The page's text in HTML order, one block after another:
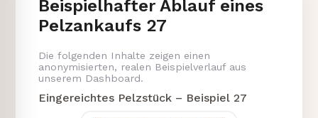
Oberweite, Schulterbreite, Armlänge
ab Schulternaht, Armlänge ab
Kragennaht, Saumweite.
2) Anleitung:
- Messen Sie die Länge ab Kragen:
Vom Kragenansatz bis zum Saum des
Mantels.
Beispielhafter Ablauf eines
Pelzankaufs 27
Die folgenden Inhalte zeigen einen
anonymisierten, realen Beispielverlauf aus
unserem Dashboard.
Eingereichtes Pelzstück – Beispiel 27